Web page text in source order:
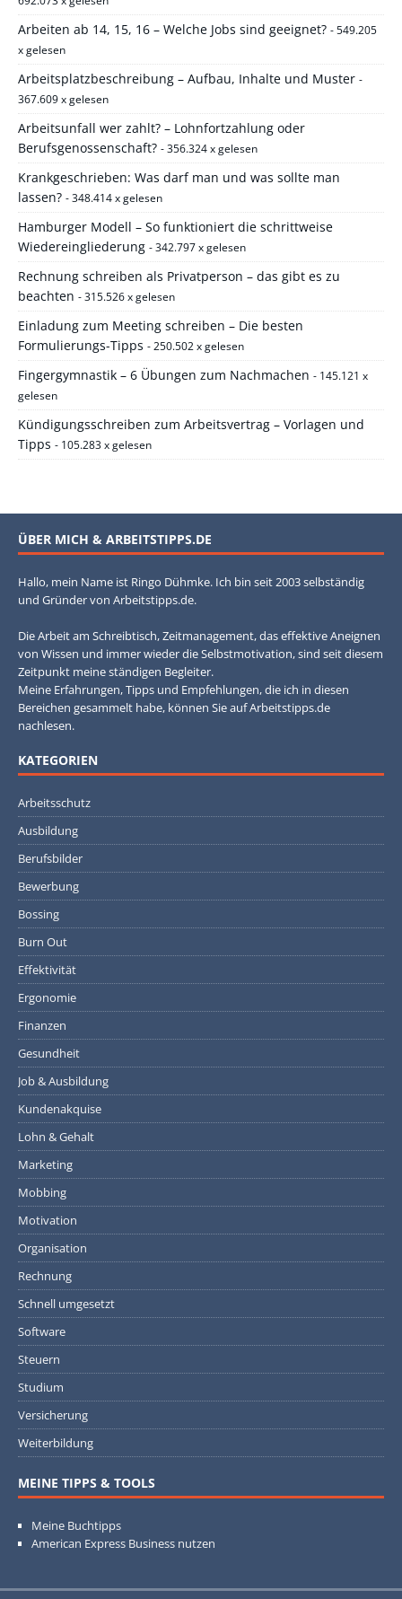
Arbeiten ab 14, 15, 16 – Welche Jobs sind geeignet? - 549.205
x gelesen
Arbeitsplatzbeschreibung – Aufbau, Inhalte und Muster -
367.609 x gelesen
Arbeitsunfall wer zahlt? – Lohnfortzahlung oder
Berufsgenossenschaft? - 356.324 x gelesen
Krankgeschrieben: Was darf man und was sollte man
lassen? - 348.414 x gelesen
Hamburger Modell – So funktioniert die schrittweise
Wiedereingliederung - 342.797 x gelesen
Rechnung schreiben als Privatperson – das gibt es zu
beachten - 315.526 x gelesen
Einladung zum Meeting schreiben – Die besten
Formulierungs-Tipps - 250.502 x gelesen
Fingergymnastik – 6 Übungen zum Nachmachen - 145.121 x
gelesen
Kündigungsschreiben zum Arbeitsvertrag – Vorlagen und
Tipps - 105.283 x gelesen
ÜBER MICH & ARBEITSTIPPS.DE
Hallo, mein Name ist Ringo Dühmke. Ich bin seit 2003 selbständig
und Gründer von Arbeitstipps.de.
Die Arbeit am Schreibtisch, Zeitmanagement, das effektive Aneignen
von Wissen und immer wieder die Selbstmotivation, sind seit diesem
Zeitpunkt meine ständigen Begleiter.
Meine Erfahrungen, Tipps und Empfehlungen, die ich in diesen
Bereichen gesammelt habe, können Sie auf Arbeitstipps.de
nachlesen.
KATEGORIEN
Arbeitsschutz
Ausbildung
Berufsbilder
Bewerbung
Bossing
Burn Out
Effektivität
Ergonomie
Finanzen
Gesundheit
Job & Ausbildung
Kundenakquise
Lohn & Gehalt
Marketing
Mobbing
Motivation
Organisation
Rechnung
Schnell umgesetzt
Software
Steuern
Studium
Versicherung
Weiterbildung
MEINE TIPPS & TOOLS
Meine Buchtipps
American Express Business nutzen